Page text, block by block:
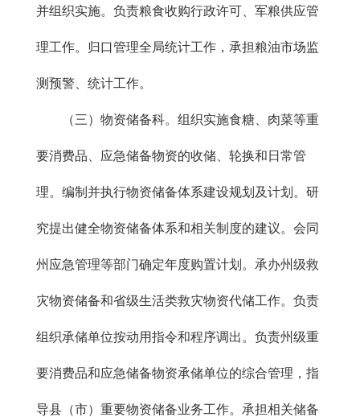
并组织实施。负责粮食收购行政许可、军粮供应管
理工作。归口管理全局统计工作，承担粮油市场监
测预警、统计工作。
（三）物资储备科。组织实施食糖、肉菜等重
要消费品、应急储备物资的收储、轮换和日常管
理。编制并执行物资储备体系建设规划及计划。研
究提出健全物资储备体系和相关制度的建议。会同
州应急管理等部门确定年度购置计划。承办州级救
灾物资储备和省级生活类救灾物资代储工作。负责
组织承储单位按动用指令和程序调出。负责州级重
要消费品和应急储备物资承储单位的综合管理，指
导县（市）重要物资储备业务工作。承担相关储备